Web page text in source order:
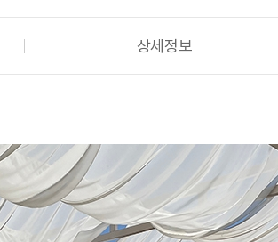
상세정보